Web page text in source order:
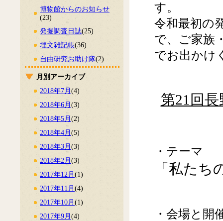
博物館からのお知らせ
(23)
発掘調査日誌(25)
埋文雑記帳(36)
自由研究お助け隊(2)
月別アーカイブ
2018年7月 (4)
2018年6月 (3)
2018年5月 (2)
2018年4月 (5)
2018年3月 (3)
2018年2月 (3)
2017年12月 (1)
2017年11月 (4)
2017年10月 (1)
2017年9月 (4)
す。
令和最初の
で、ご家族
でお出かけ
第21回
・テーマ
「私たち
・会場と開